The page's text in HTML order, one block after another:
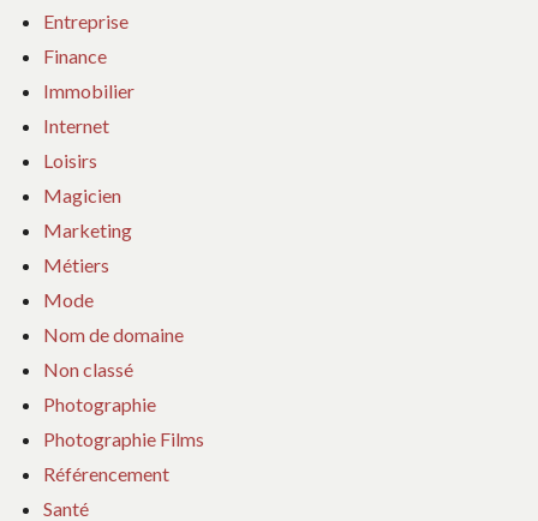
Entreprise
Finance
Immobilier
Internet
Loisirs
Magicien
Marketing
Métiers
Mode
Nom de domaine
Non classé
Photographie
Photographie Films
Référencement
Santé